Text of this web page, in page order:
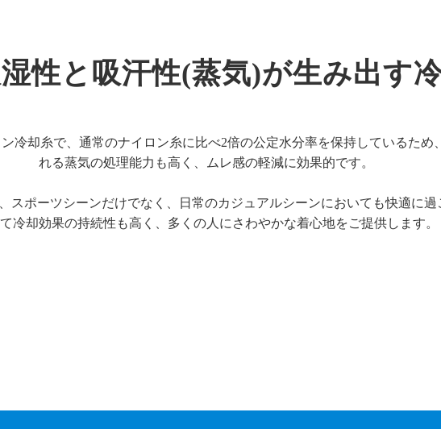
性と吸汗性(蒸気)が生み出す
冷却糸で、通常のナイロン糸に比べ2倍の公定水分率を保持しているため
れる蒸気の処理能力も高く、ムレ感の軽減に効果的です。
スポーツシーンだけでなく、日常のカジュアルシーンにおいても快適に
冷却効果の持続性も高く、多くの人にさわやかな着心地をご提供します。